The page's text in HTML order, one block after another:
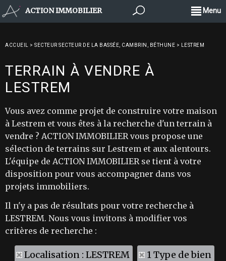
ACTION IMMOBILIER Menu
ACCUEIL > SECTEUR SECTEUR DE LA BASSÉE, CAMBRIN, BÉTHUNE > LESTREM
TERRAIN À VENDRE À
LESTREM
Vous avez comme projet de construire votre maison
à Lestrem et vous êtes à la recherche d'un terrain à
vendre ? ACTION IMMOBILIER vous propose une
sélection de terrains sur Lestrem et aux alentours.
L'équipe de ACTION IMMOBILIER se tient à votre
disposition pour vous accompagner dans vos
projets immobiliers.
Il n'y a pas de résultats pour votre recherche à
LESTREM. Nous vous invitons à modifier vos
critères de recherche :
Localisation : LESTREM 1 Type de bien